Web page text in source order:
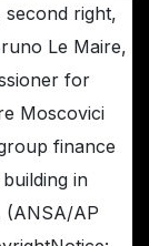
second right,
Le Maire,
for
Moscovici
finance
in
(ANSA/AP